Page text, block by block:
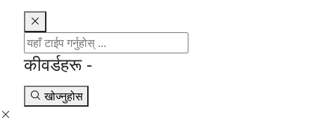
कीवर्डहरू -
खोज्नुहोस